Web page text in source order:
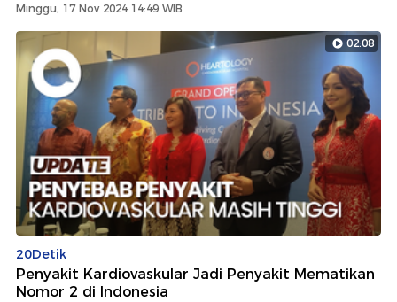
Minggu, 17 Nov 2024 14:49 WIB
02:08
20Detik
Penyakit Kardiovaskular Jadi Penyakit Mematikan
Nomor 2 di Indonesia